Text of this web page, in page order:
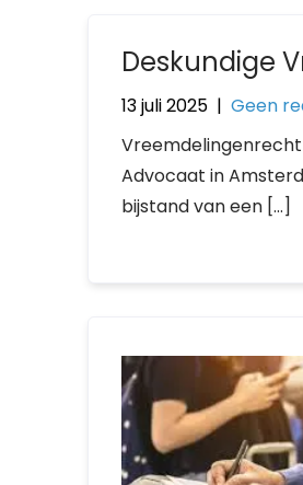
Deskundige
13 juli 2025 | Geen
Advocaat in
bijstand van een […]